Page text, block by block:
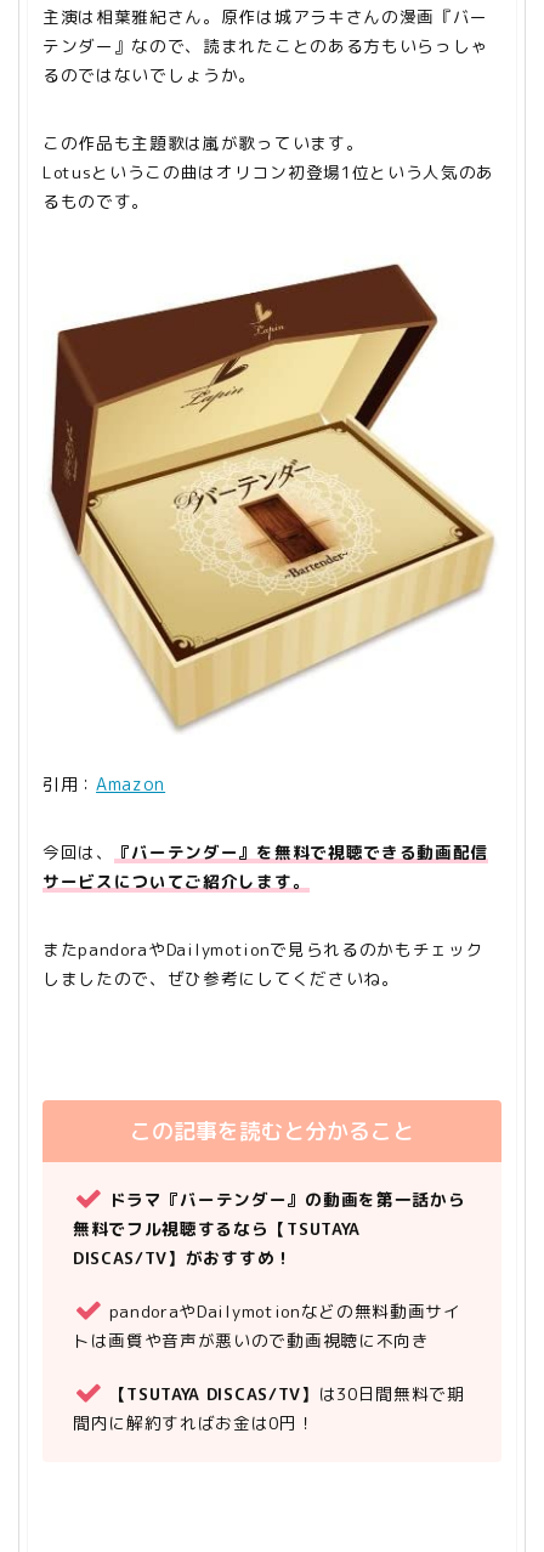
主演は相葉雅紀さん。原作は城アラキさんの漫画『バー
テンダー』なので、読まれたことのある方もいらっしゃ
るのではないでしょうか。
この作品も主題歌は嵐が歌っています。
Lotusというこの曲はオリコン初登場1位という人気のあ
るものです。
引用：Amazon
今回は、
『バーテンダー』を無料で視聴できる動画配信
サービスについてご紹介します。
またpandoraやDailymotionで見られるのかもチェック
しましたので、ぜひ参考にしてくださいね。
この記事を読むと分かること
ドラマ『バーテンダー』の動画を第一話から
無料でフル視聴するなら【TSUTAYA
DISCAS/TV】がおすすめ！
pandoraやDailymotionなどの無料動画サイ
トは画質や音声が悪いので動画視聴に不向き
【TSUTAYA DISCAS/TV】 は30日間無料で期
間内に解約すればお金は0円！